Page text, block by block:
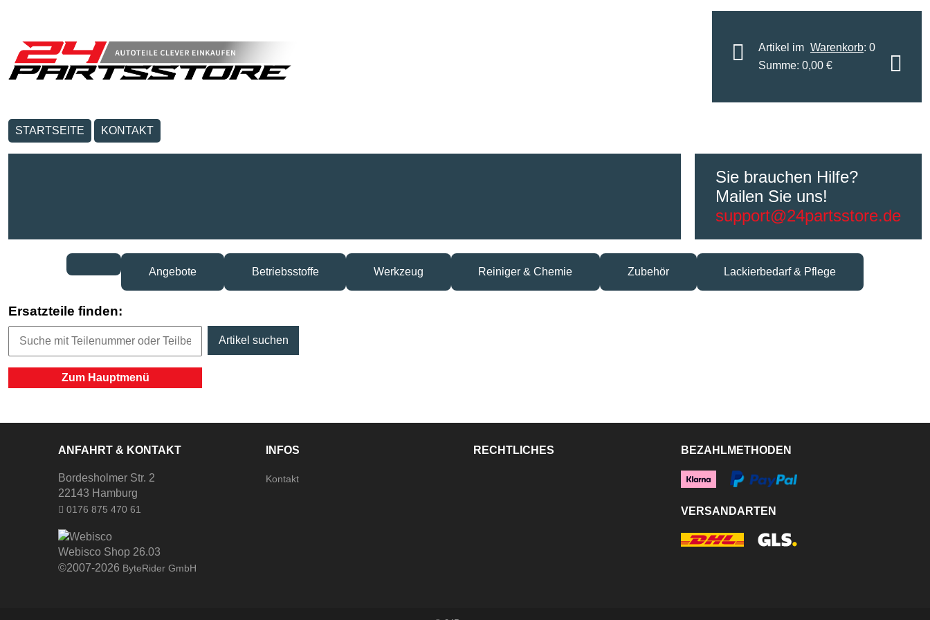
Artikel im Warenkorb: 0
Summe: 0,00 €
STARTSEITE KONTAKT
Sie brauchen Hilfe?
Mailen Sie uns!
support@24partsstore.de
Angebote Betriebsstoffe Werkzeug Reiniger & Chemie Zubehör Lackierbedarf & Pflege
Ersatzteile finden:
Zum Hauptmenü
ANFAHRT & KONTAKT
Bordesholmer Str. 2
22143 Hamburg
0176 875 470 61
Webisco Shop 26.03
©2007-2026 ByteRider GmbH
INFOS
Kontakt
RECHTLICHES BEZAHLMETHODEN
VERSANDARTEN